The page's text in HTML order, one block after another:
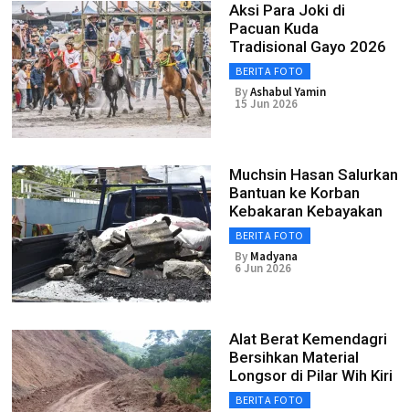
Aksi Para Joki di
Pacuan Kuda
Tradisional Gayo 2026
BERITA FOTO
ByAshabul Yamin
15 Jun 2026
Muchsin Hasan Salurkan
Bantuan ke Korban
Kebakaran Kebayakan
BERITA FOTO
By Madyana
6 Jun 2026
Alat Berat Kemendagri
Bersihkan Material
Longsor di Pilar Wih Kiri
BERITA FOTO